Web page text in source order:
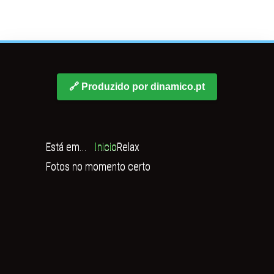
🔗 Produzido por dinamico.pt
Está em... InicioRelax
Fotos no momento certo